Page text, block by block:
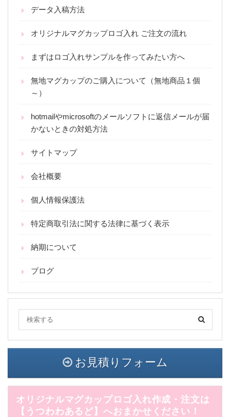
データ入稿方法
オリジナルマグカップロゴ入れ ご注文の流れ
まずはロゴ入れサンプルを作ってみたい方へ
無地マグカップのご購入について（無地商品１個
～）
hotmailやmicrosoftのメールソフトに返信メールが届
かないときの対処方法
サイトマップ
会社概要
個人情報保護法
特定商取引法に関する法律に基づく表示
納期について
ブログ
お見積りフォーム
オリジナルマグカップロゴ入れ作成・注文は
【うつわわあるど】へおまかせください！